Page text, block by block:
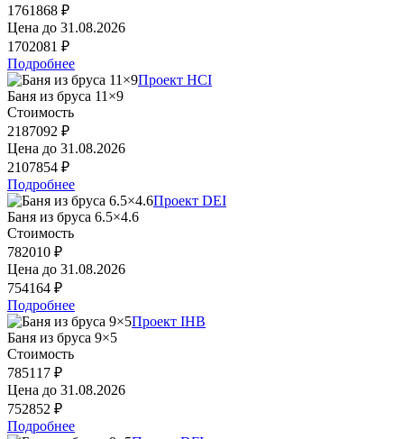
1761868 ₽
Цена до 31.08.2026
1702081 ₽
Подробнее
Проект HCI
Баня из бруса 11×9
Стоимость
2187092 ₽
Цена до 31.08.2026
2107854 ₽
Подробнее
Проект DEI
Баня из бруса 6.5×4.6
Стоимость
782010 ₽
Цена до 31.08.2026
754164 ₽
Подробнее
Проект IHB
Баня из бруса 9×5
Стоимость
785117 ₽
Цена до 31.08.2026
752852 ₽
Подробнее